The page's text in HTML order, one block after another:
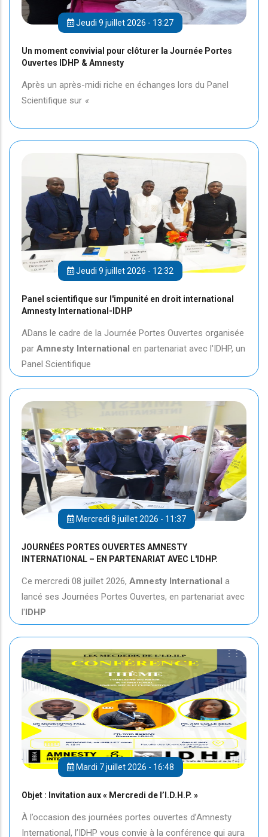
Jeudi 9 juillet 2026 - 13:27
Un moment convivial pour clôturer la Journée Portes
Ouvertes IDHP & Amnesty
Après un après-midi riche en échanges lors du Panel
Scientifique sur «
Jeudi 9 juillet 2026 - 12:32
Panel scientifique sur l'impunité en droit international
Amnesty International-IDHP
ADans le cadre de la Journée Portes Ouvertes organisée
par Amnesty International en partenariat avec l'IDHP, un
Panel Scientifique
Mercredi 8 juillet 2026 - 11:37
JOURNÉES PORTES OUVERTES AMNESTY
INTERNATIONAL – EN PARTENARIAT AVEC L'IDHP.
Ce mercredi 08 juillet 2026, Amnesty International a
lancé ses Journées Portes Ouvertes, en partenariat avec
l'IDHP
Mardi 7 juillet 2026 - 16:48
Objet : Invitation aux « Mercredi de l’I.D.H.P. »
À l’occasion des journées portes ouvertes d’Amnesty
International, l’IDHP vous convie à la conférence qui aura